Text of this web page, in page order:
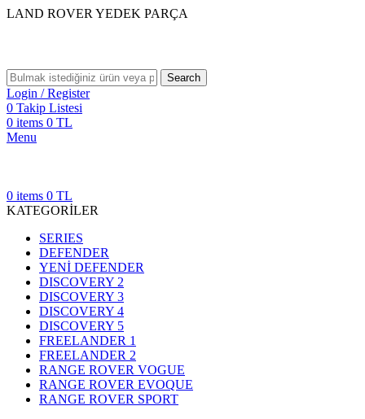
LAND ROVER YEDEK PARÇA
Search
Login / Register
0 Takip Listesi
0 items 0 TL
Menu
0 items 0 TL
KATEGORİLER
SERIES
DEFENDER
YENİ DEFENDER
DISCOVERY 2
DISCOVERY 3
DISCOVERY 4
DISCOVERY 5
FREELANDER 1
FREELANDER 2
RANGE ROVER VOGUE
RANGE ROVER EVOQUE
RANGE ROVER SPORT